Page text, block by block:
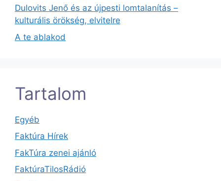
Dulovits Jenő és az újpesti lomtalanítás –
kulturális örökség, elvitelre
A te ablakod
Tartalom
Egyéb
Faktúra Hírek
FakTúra zenei ajánló
FaktúraTilosRádió